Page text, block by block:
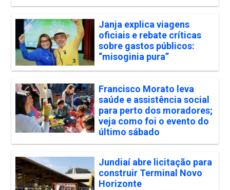
Janja explica viagens
oficiais e rebate críticas
sobre gastos públicos:
“misoginia pura”
Francisco Morato leva
saúde e assistência social
para perto dos moradores;
veja como foi o evento do
último sábado
Jundiaí abre licitação para
construir Terminal Novo
Horizonte